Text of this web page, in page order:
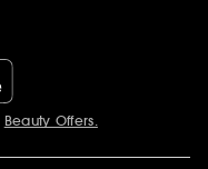
Beauty Offers.